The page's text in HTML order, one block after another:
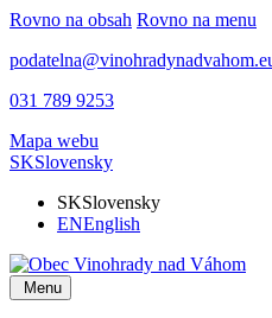
Rovno na obsah Rovno na menu
031 789 9253
Mapa webu
SKSlovensky
SKSlovensky
ENEnglish
Menu